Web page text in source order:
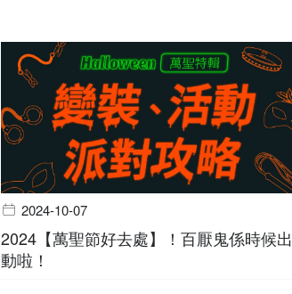
2024-10-07
2024【萬聖節好去處】！百厭鬼係時候出
動啦！